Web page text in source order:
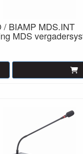
/ BIAMP MDS.INT
MDS